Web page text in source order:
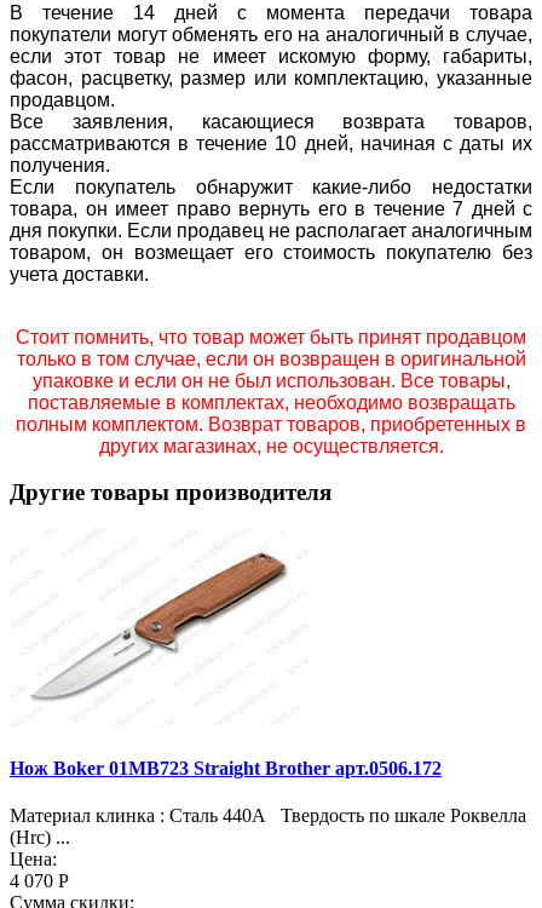
В течение 14 дней с момента передачи товара
покупатели могут обменять его на аналогичный в случае,
если этот товар не имеет искомую форму, габариты,
фасон, расцветку, размер или комплектацию, указанные
продавцом.
Все заявления, касающиеся возврата товаров,
рассматриваются в течение 10 дней, начиная с даты их
получения.
Если покупатель обнаружит какие-либо недостатки
товара, он имеет право вернуть его в течение 7 дней с
дня покупки. Если продавец не располагает аналогичным
товаром, он возмещает его стоимость покупателю без
учета доставки.
Стоит помнить, что товар может быть принят продавцом
только в том случае, если он возвращен в оригинальной
упаковке и если он не был использован. Все товары,
поставляемые в комплектах, необходимо возвращать
полным комплектом. Возврат товаров, приобретенных в
других магазинах, не осуществляется.
Другие товары производителя
Нож Boker 01MB723 Straight Brother арт.0506.172
Материал клинка : Сталь 440А Твердость по шкале Роквелла
(Hrc) ...
Цена:
4 070 Р
Сумма скидки: